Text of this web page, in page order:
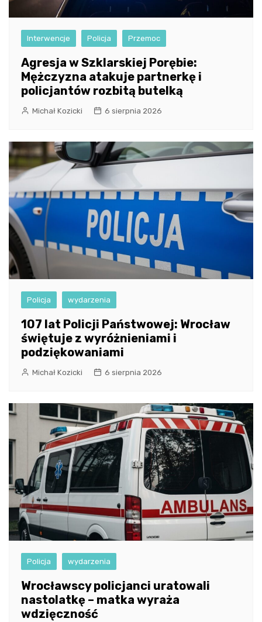
Interwencje Policja Przemoc
Agresja w Szklarskiej Porębie:
Mężczyzna atakuje partnerkę i
policjantów rozbitą butelką
Michał Kozicki 6 sierpnia 2026
Policja wydarzenia
107 lat Policji Państwowej: Wrocław
świętuje z wyróżnieniami i
podziękowaniami
Michał Kozicki 6 sierpnia 2026
Policja wydarzenia
Wrocławscy policjanci uratowali
nastolatkę – matka wyraża
wdzięczność